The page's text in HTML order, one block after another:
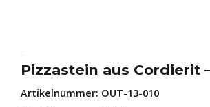
Pizzastein aus Cordierit
Artikelnummer: OUT-13-010